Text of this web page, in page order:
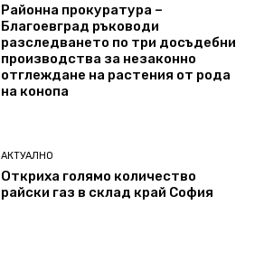
Районна прокуратура –
Благоевград ръководи
разследването по три досъдебни
производства за незаконно
отглеждане на растения от рода
на конопа
АКТУАЛНО
Откриха голямо количество
райски газ в склад край София